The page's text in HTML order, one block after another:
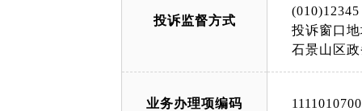
投诉监督方式
(010)12345
投诉窗口
石景山区
业务办理项编码